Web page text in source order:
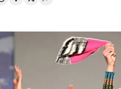
Compartir en Whatsapp
Compartir en Facebook
Compartir en Twitter
Desplegar Redes